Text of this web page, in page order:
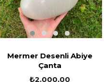
Mermer Desenli Abiye
Çanta
₺2.000,00